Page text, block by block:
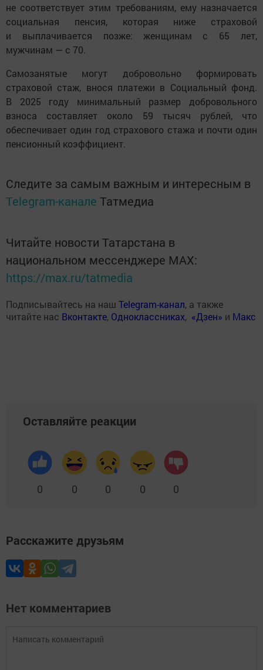
не соответствует этим требованиям, ему назначается
социальная пенсия, которая ниже страховой
и выплачивается позже: женщинам с 65 лет,
мужчинам — с 70.
Самозанятые могут добровольно формировать
страховой стаж, внося платежи в Социальный фонд.
В 2025 году минимальный размер добровольного
взноса составляет около 59 тысяч рублей, что
обеспечивает один год страхового стажа и почти один
пенсионный коэффициент.
Следите за самым важным и интересным в
Telegram-канале Татмедиа
Читайте новости Татарстана в
национальном мессенджере MАХ:
https://max.ru/tatmedia
Подписывайтесь на наш Telegram-канал, а также
читайте нас Вконтакте, Одноклассниках, «Дзен» и Макс
Оставляйте реакции
0 0 0 0 0
Расскажите друзьям
Нет комментариев